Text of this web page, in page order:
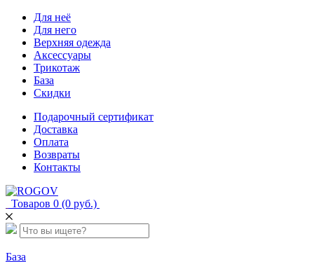
Для неё
Для него
Верхняя одежда
Аксессуары
Трикотаж
База
Скидки
Подарочный сертификат
Доставка
Оплата
Возвраты
Контакты
Товаров 0 (0 руб.)
База